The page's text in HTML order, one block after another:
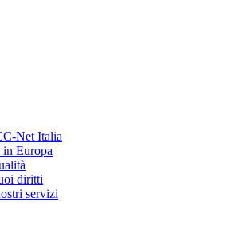
Net Italia
Europa
diritti
servizi